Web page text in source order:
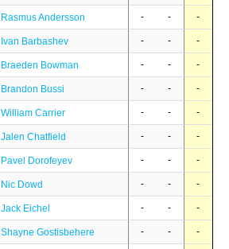
Rasmus Andersson - - -
Ivan Barbashev - - -
Braeden Bowman - - -
Brandon Bussi - - -
William Carrier - - -
Jalen Chatfield - - -
Pavel Dorofeyev - - -
Nic Dowd - - -
Jack Eichel - - -
Shayne Gostisbehere - - -